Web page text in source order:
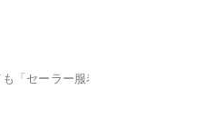
「セーラー服着たい！」